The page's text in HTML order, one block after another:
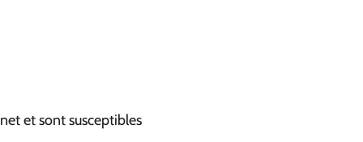
et sont susceptibles